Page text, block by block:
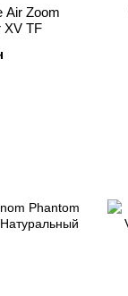
Air Zoom
XV TF